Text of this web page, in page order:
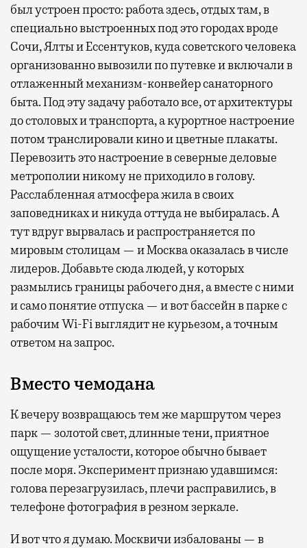
был устроен просто: работа здесь, отдых там, в
специально выстроенных под это городах вроде
Сочи, Ялты и Ессентуков, куда советского человека
организованно вывозили по путевке и включали в
отлаженный механизм-конвейер санаторного
быта. Под эту задачу работало все, от архитектуры
до столовых и транспорта, а курортное настроение
потом транслировали кино и цветные плакаты.
Перевозить это настроение в северные деловые
метрополии никому не приходило в голову.
Расслабленная атмосфера жила в своих
заповедниках и никуда оттуда не выбиралась. А
тут вдруг вырвалась и распространяется по
мировым столицам — и Москва оказалась в числе
лидеров. Добавьте сюда людей, у которых
размылись границы рабочего дня, а вместе с ними
и само понятие отпуска — и вот бассейн в парке с
рабочим Wi-Fi выглядит не курьезом, а точным
ответом на запрос.
Вместо чемодана
К вечеру возвращаюсь тем же маршрутом через
парк — золотой свет, длинные тени, приятное
ощущение усталости, которое обычно бывает
после моря. Эксперимент признаю удавшимся:
голова перезагрузилась, плечи расправились, в
телефоне фотография в резном зеркале.
И вот что я думаю. Москвичи избалованы — в